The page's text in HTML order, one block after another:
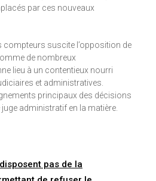
par ces nouveaux
compteurs suscite l’opposition de
de nombreux
lieu à un contentieux nourri
et administratives.
principaux des décisions
administratif en la matière.
pas de la